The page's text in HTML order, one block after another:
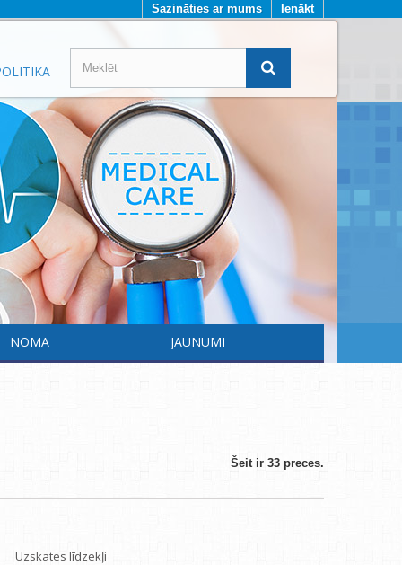
Ienākt
Sazināties ar mums
NOMA JAUNUMI
Šeit ir 33 preces.
Uzskates līdzekļi